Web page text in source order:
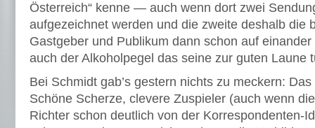
Österreich“ kenne — auch wenn dort zwei
aufgezeichnet werden und die zweite deshalb die
Gastgeber und Publikum dann schon auf
auch der Alkoholpegel das seine zur guten Laune
Bei Schmidt gab’s gestern nichts zu meckern:
Schöne Scherze, clevere Zuspieler (auch wenn
Richter schon deutlich von der Korrespondenten-